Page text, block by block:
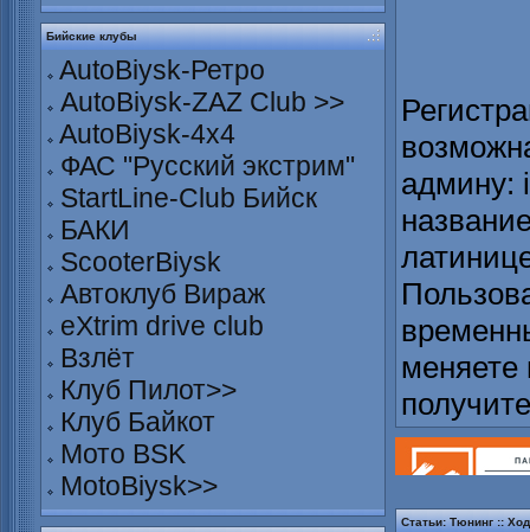
Бийские клубы
AutoBiysk-Ретро
AutoBiysk-ZAZ Club >>
AutoBiysk-4x4
ФАС "Русский экстрим"
StartLine-Club Бийск
БАКИ
ScooterBiysk
Автоклуб Вираж
eXtrim drive club
Взлёт
Клуб Пилот>>
Клуб Байкот
Мото BSK
MotoBiysk>>
админу:
меняете
Статьи: Тюнинг ::